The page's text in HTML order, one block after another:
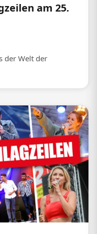
am 25.
der Welt der